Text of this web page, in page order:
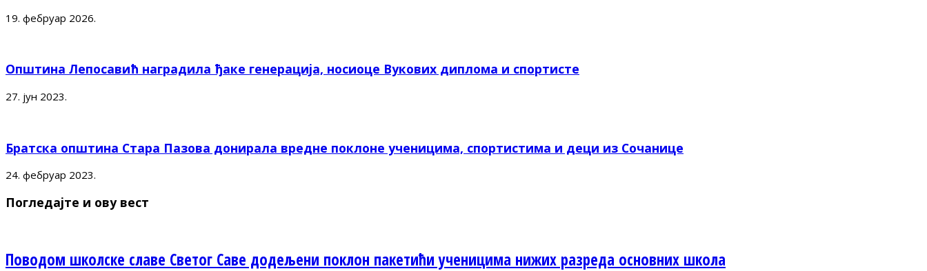
19. фебруар 2026.
Општина Лепосавић наградила ђаке генерација, носиоце Вукових диплома и спортисте
27. јун 2023.
Братска општина Стара Пазова донирала вредне поклоне ученицима, спортистима и деци из Сочанице
24. фебруар 2023.
Погледајте и ову вест
Поводом школске славе Светог Саве додељени поклон пакетићи ученицима нижих разреда основних школа